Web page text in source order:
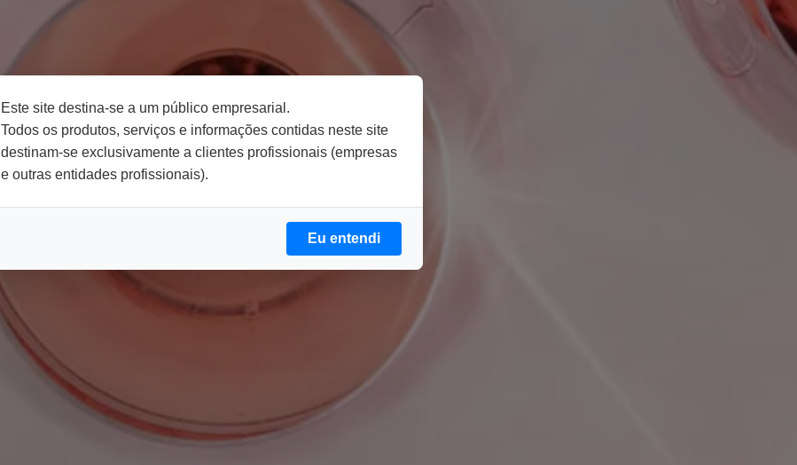
Este site destina-se a um público empresarial.
Todos os produtos, serviços e informações contidas neste site
destinam-se exclusivamente a clientes profissionais (empresas
e outras entidades profissionais).
Eu entendi